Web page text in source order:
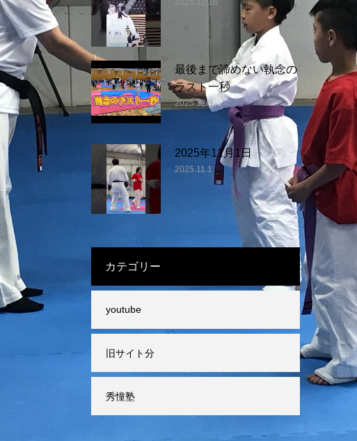
2025.12.16
最後まで諦めない執念の
ラスト一秒
2025.12.9
2025年11月1日
2025.11.1
カテゴリー
youtube
旧サイト分
秀憧塾